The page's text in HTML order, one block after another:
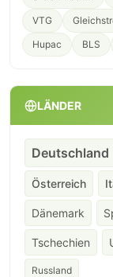
VTG
Hupac
BLS
LÄNDER
Deutschland
Österreich
Dänemark
Tschechien
Russland